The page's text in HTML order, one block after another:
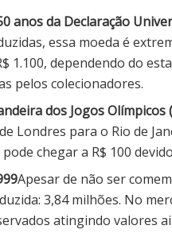
anos da Declaração
essa moeda é
1.100, dependendo do
pelos colecionadores.
dos Jogos Olímpicos
Londres para o Rio de
pode chegar a R$ 100
Apesar de não ser
3,84 milhões. No
atingindo valores